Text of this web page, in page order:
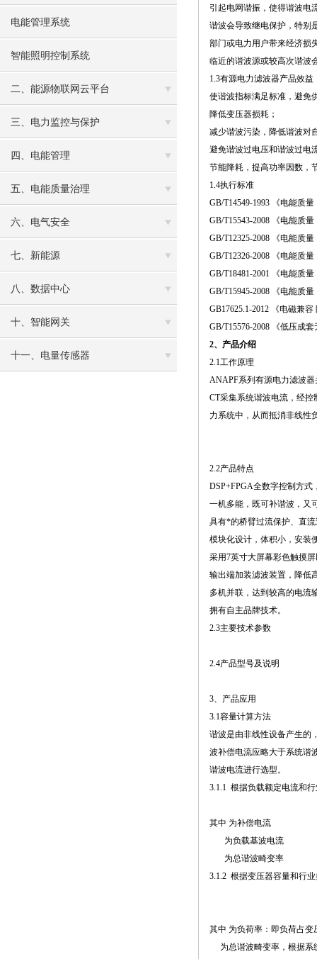
电能管理系统
智能照明控制系统
二、能源物联网云平台
三、电力监控与保护
四、电能管理
五、电能质量治理
六、电气安全
七、新能源
八、数据中心
十、智能网关
十一、电量传感器
引起电网谐振，使得谐波电
谐波会导致继电保护，特别
部门或电力用户带来经济损
临近的谐波源或较高次谐波
1.3有源电力滤波器产品效益
使谐波指标满足标准，避免
降低变压器损耗；
减少谐波污染，降低谐波对
避免谐波过电压和谐波过电
节能降耗，提高功率因数，
1.4执行标准
GB/T14549-1993 《电能质
GB/T15543-2008 《电能质
GB/T12325-2008 《电能质
GB/T12326-2008 《电能质
GB/T18481-2001 《电能质
GB/T15945-2008 《电能质
GB17625.1-2012 《电磁兼
GB/T15576-2008 《低压成
2、产品介绍
2.1工作原理
ANAPF系列有源电力滤波
CT采集系统谐波电流，经
力系统中，从而抵消非线性
2.2产品特点
DSP+FPGA全数字控制方
一机多能，既可补谐波，又
具有*的桥臂过流保护、直
模块化设计，体积小，安装
采用7英寸大屏幕彩色触摸
输出端加装滤波装置，降低
多机并联，达到较高的电流
拥有自主品牌技术。
2.3主要技术参数
2.4产品型号及说明
3、产品应用
3.1容量计算方法
谐波是由非线性设备产生的
波补偿电流应略大于系统谐
谐波电流进行选型。
3.1.1 根据负载额定电流和
其中 为补偿电流
为负载基波电流
为总谐波畸变率
3.1.2 根据变压器容量和行
其中 为负荷率：即负荷占变
为总谐波畸变率，根据系